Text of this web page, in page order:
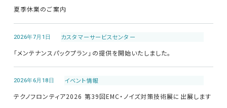
夏季休業のご案内
2026年7月1日 カスタマーサービスセンター
「メンテナンスパックプラン」の提供を開始いたしました。
2026年6月18日 イベント情報
テクノフロンティア2026 第39回EMC・ノイズ対策技術展に出展します